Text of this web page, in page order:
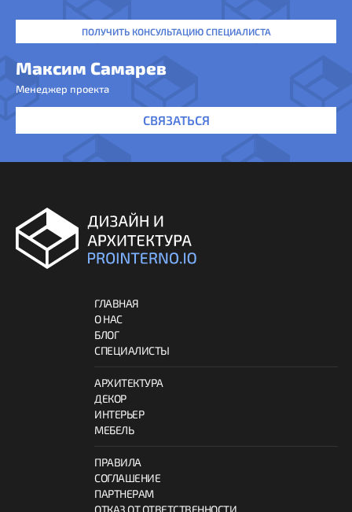
ПОЛУЧИТЬ КОНСУЛЬТАЦИЮ СПЕЦИАЛИСТА
Максим Самарев
Менеджер проекта
СВЯЗАТЬСЯ
ГЛАВНАЯ
О НАС
БЛОГ
СПЕЦИАЛИСТЫ
АРХИТЕКТУРА
ДЕКОР
ИНТЕРЬЕР
МЕБЕЛЬ
ПРАВИЛА
СОГЛАШЕНИЕ
ПАРТНЕРАМ
ОТКАЗ ОТ ОТВЕТСТВЕННОСТИ